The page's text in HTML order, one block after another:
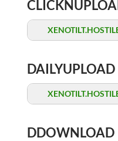
DAILYUPLOAD
DDOWNLOAD